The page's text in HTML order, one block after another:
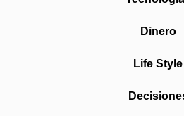
Dinero
Life Style